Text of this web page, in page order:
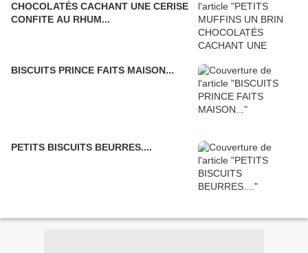
CHOCOLATÉS CACHANT UNE CERISE
CONFITE AU RHUM...
BISCUITS PRINCE FAITS MAISON...
PETITS BISCUITS BEURRES....